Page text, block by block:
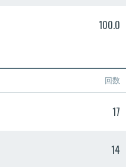
100.0
回数
17
14